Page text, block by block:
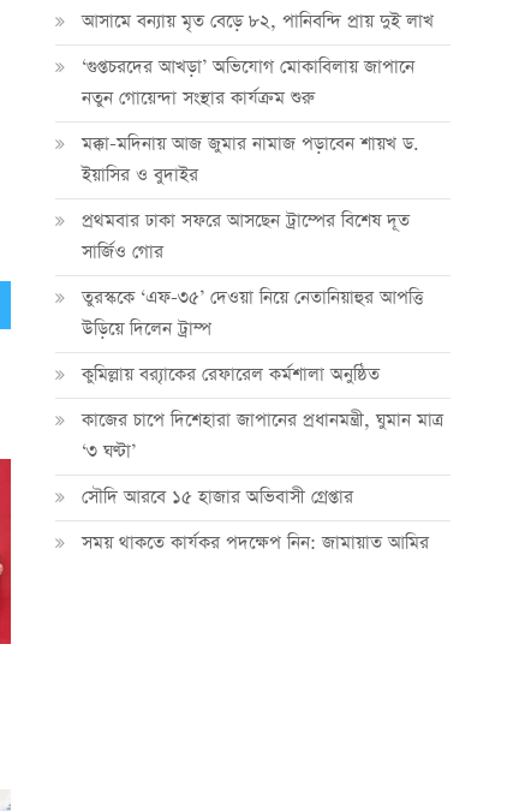
আসামে বন্যায় মৃত বেড়ে ৮২, পানিবন্দি প্রায় দুই লাখ
‘গুপ্তচরদের আখড়া’ অভিযোগ মোকাবিলায় জাপানে
নতুন গোয়েন্দা সংস্থার কার্যক্রম শুরু
মক্কা-মদিনায় আজ জুমার নামাজ পড়াবেন শায়খ ড.
ইয়াসির ও বুদাইর
প্রথমবার ঢাকা সফরে আসছেন ট্রাম্পের বিশেষ দূত
সার্জিও গোর
তুরস্ককে ‘এফ-৩৫’ দেওয়া নিয়ে নেতানিয়াহুর আপত্তি
উড়িয়ে দিলেন ট্রাম্প
কুমিল্লায় ব্র‍্যাকের রেফারেল কর্মশালা অনুষ্ঠিত
কাজের চাপে দিশেহারা জাপানের প্রধানমন্ত্রী, ঘুমান মাত্র
‘৩ ঘণ্টা’
সৌদি আরবে ১৫ হাজার অভিবাসী গ্রেপ্তার
সময় থাকতে কার্যকর পদক্ষেপ নিন: জামায়াত আমির